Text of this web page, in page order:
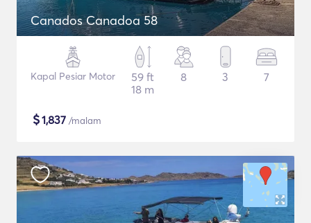
Canados Canadoa 58
Kapal Pesiar Motor
59 ft
18 m
8 3 7
$1,837 /malam